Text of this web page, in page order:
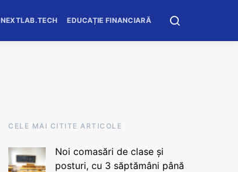
NEXTLAB.TECH EDUCAȚIE FINANCIARĂ
CELE MAI CITITE ARTICOLE
Noi comasări de clase și
posturi, cu 3 săptămâni până